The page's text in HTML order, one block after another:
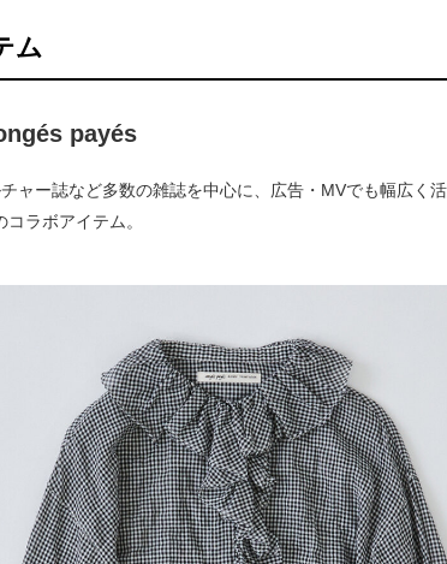
ム
payés
ャー誌など多数の雑誌を中心に、広告・MVでも幅広く
ラボアイテム。